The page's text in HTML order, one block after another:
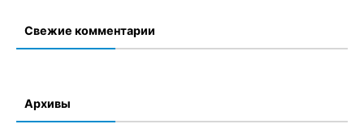
Свежие комментарии
Архивы